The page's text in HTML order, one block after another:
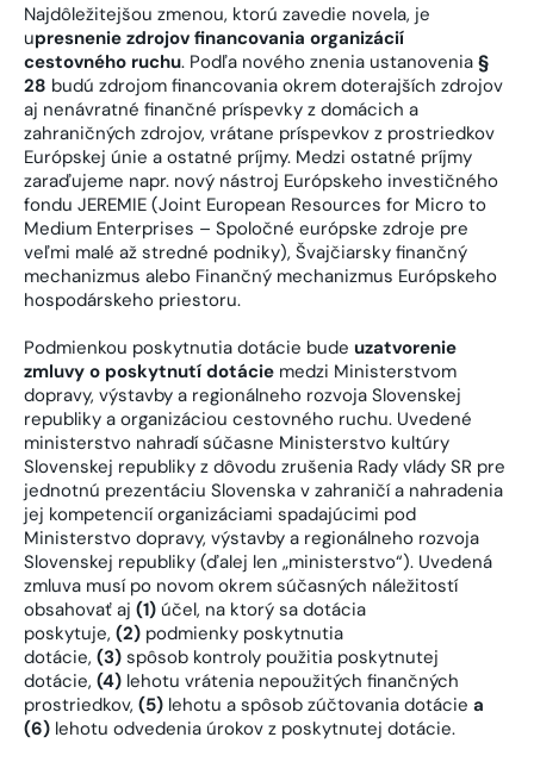
Najdôležitejšou zmenou, ktorú zavedie novela, je
upresnenie zdrojov financovania organizácií
cestovného ruchu. Podľa nového znenia ustanovenia §
28 budú zdrojom financovania okrem doterajších zdrojov
aj nenávratné finančné príspevky z domácich a
zahraničných zdrojov, vrátane príspevkov z prostriedkov
Európskej únie a ostatné príjmy. Medzi ostatné príjmy
zaraďujeme napr. nový nástroj Európskeho investičného
fondu JEREMIE (Joint European Resources for Micro to
Medium Enterprises – Spoločné európske zdroje pre
veľmi malé až stredné podniky), Švajčiarsky finančný
mechanizmus alebo Finančný mechanizmus Európskeho
hospodárskeho priestoru.
Podmienkou poskytnutia dotácie bude uzatvorenie
zmluvy o poskytnutí dotácie medzi Ministerstvom
dopravy, výstavby a regionálneho rozvoja Slovenskej
republiky a organizáciou cestovného ruchu. Uvedené
ministerstvo nahradí súčasne Ministerstvo kultúry
Slovenskej republiky z dôvodu zrušenia Rady vlády SR pre
jednotnú prezentáciu Slovenska v zahraničí a nahradenia
jej kompetencií organizáciami spadajúcimi pod
Ministerstvo dopravy, výstavby a regionálneho rozvoja
Slovenskej republiky (ďalej len „ministerstvo“). Uvedená
zmluva musí po novom okrem súčasných náležitostí
obsahovať aj (1) účel, na ktorý sa dotácia
poskytuje, (2) podmienky poskytnutia
dotácie, (3) spôsob kontroly použitia poskytnutej
dotácie, (4) lehotu vrátenia nepoužitých finančných
prostriedkov, (5) lehotu a spôsob zúčtovania dotácie a
(6) lehotu odvedenia úrokov z poskytnutej dotácie.